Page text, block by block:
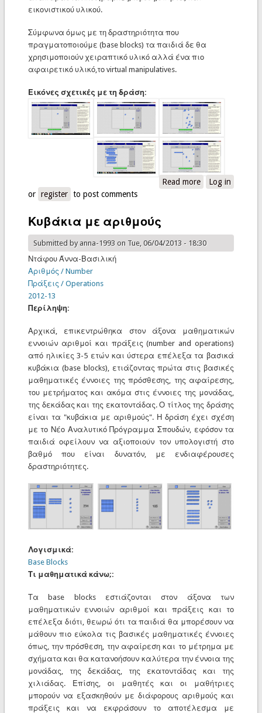
εικονιστικού υλικού.
Σύμφωνα όμως με τη δραστηριότητα που
πραγματοποιούμε (base blocks) τα παιδιά δε θα
χρησιμοποιούν χειραπτικό υλικό αλλά ένα πιο
αφαιρετικό υλικό,το virtual manipulatives.
Εικόνες σχετικές με τη δράση:
Read moreabout
Log in
or register to post comments
Κυβάκια με αριθμούς
Submitted by anna-1993on Tue, 06/04/2013 - 18:30
Ντάφου Άννα-Βασιλική
Αριθμός / Number
Πράξεις / Operations
2012-13
Περίληψη:
Αρχικά, επικεντρώθηκα στον άξονα μαθηματικών
εννοιών αριθμοί και πράξεις (number and operations)
από ηλικίες 3-5 ετών και ύστερα επέλεξα τα βασικά
κυβάκια (base blocks), ετιάζοντας πρώτα στις βασικές
μαθηματικές έννοιες της πρόσθεσης, της αφαίρεσης,
του μετρήματος και ακόμα στις έννοιες της μονάδας,
της δεκάδας και της εκατοντάδας. Ο τίτλος της δράσης
είναι τα "κυβάκια με αριθμούς". Η δράση έχει σχέση
με το Νέο Αναλυτικό Πρόγραμμα Σπουδών, εφόσον τα
παιδιά οφείλουν να αξιοποιούν τον υπολογιστή στο
βαθμό που είναι δυνατόν, με ενδιαφέρουσες
δραστηριότητες.
Λογισμικά:
Base Blocks
Τι μαθηματικά κάνω;:
Τα base blocks εστιάζονται στον άξονα των
μαθηματικών εννοιών αριθμοί και πράξεις και το
επέλεξα διότι, θεωρώ ότι τα παιδιά θα μπορέσουν να
μάθουν πιο εύκολα τις βασικές μαθηματικές έννοιες
όπως, την πρόσθεση, την αφαίρεση και το μέτρημα με
σχήματα και θα κατανοήσουν καλύτερα την έννοια της
μονάδας, της δεκάδας, της εκατοντάδας και της
χιλιάδας. Επίσης, οι μαθητές και οι μαθήτριες
μπορούν να εξασκηθούν με διάφορους αριθμούς και
πράξεις και να εκφράσουν το αποτέλεσμα με